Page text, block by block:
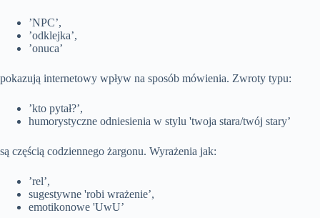
’NPC’,
’odklejka’,
’onuca’
pokazują internetowy wpływ na sposób mówienia. Zwroty typu:
’kto pytał?’,
humorystyczne odniesienia w stylu 'twoja stara/twój stary’
są częścią codziennego żargonu. Wyrażenia jak:
’rel’,
sugestywne 'robi wrażenie’,
emotikonowe 'UwU’